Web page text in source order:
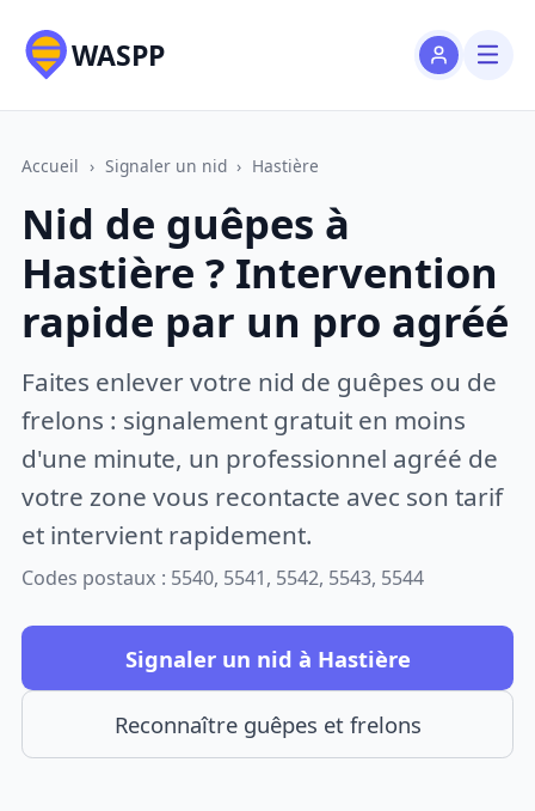
WASPP
Accueil › Signaler un nid › Hastière
Nid de guêpes à
Hastière ? Intervention
rapide par un pro agréé
Faites enlever votre nid de guêpes ou de
frelons : signalement gratuit en moins
d'une minute, un professionnel agréé de
votre zone vous recontacte avec son tarif
et intervient rapidement.
Codes postaux : 5540, 5541, 5542, 5543, 5544
Signaler un nid à Hastière
Reconnaître guêpes et frelons